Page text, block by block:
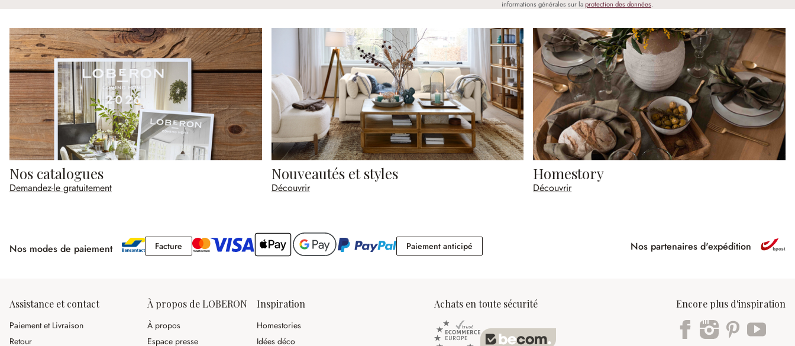
informations générales sur laprotection des données.
Nos catalogues
Demandez-le gratuitement
Nouveautés et styles
Découvrir
Homestory
Découvrir
Nos modes de paiement FactureFacture Paiement anticipéPaiement anticipé Nos partenaires d'expédition
Assistance et contact
Paiement et Livraison
Retour
À propos de LOBERON
À propos
Espace presse
Inspiration
Homestories
Idées déco
Achats en toute sécurité Encore plus d'inspiration